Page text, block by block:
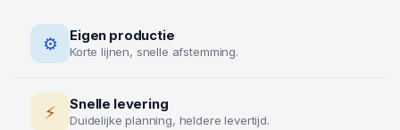
⚙ Eigen productie
Korte lijnen, snelle afstemming.
⚡ Snelle levering
Duidelijke planning, heldere levertijd.